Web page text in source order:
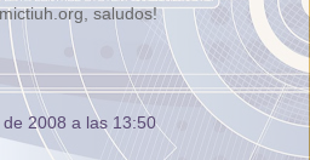
saludos!
2008 a las 13:50